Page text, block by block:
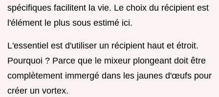
spécifiques facilitent la vie. Le choix du récipient est
l'élément le plus sous estimé ici.
L'essentiel est d'utiliser un récipient haut et étroit.
Pourquoi ? Parce que le mixeur plongeant doit être
complètement immergé dans les jaunes d'œufs pour
créer un vortex.